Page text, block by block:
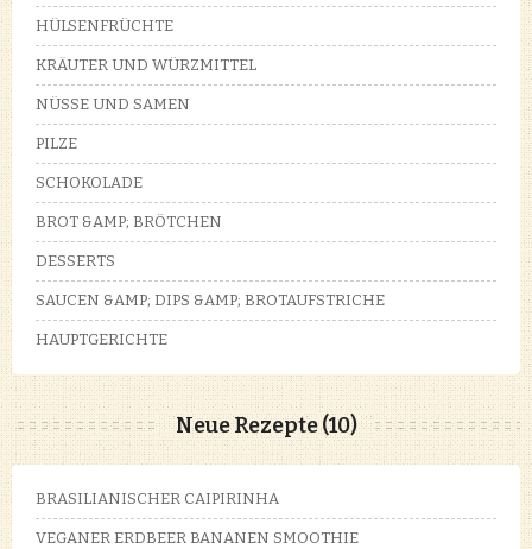
HÜLSENFRÜCHTE
KRÄUTER UND WÜRZMITTEL
NÜSSE UND SAMEN
PILZE
SCHOKOLADE
BROT &AMP; BRÖTCHEN
DESSERTS
SAUCEN &AMP; DIPS &AMP; BROTAUFSTRICHE
HAUPTGERICHTE
Neue Rezepte (10)
BRASILIANISCHER CAIPIRINHA
VEGANER ERDBEER BANANEN SMOOTHIE